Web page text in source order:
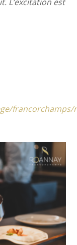
francorchamps/